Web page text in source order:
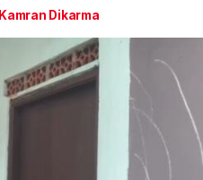
Kamran Dikarma